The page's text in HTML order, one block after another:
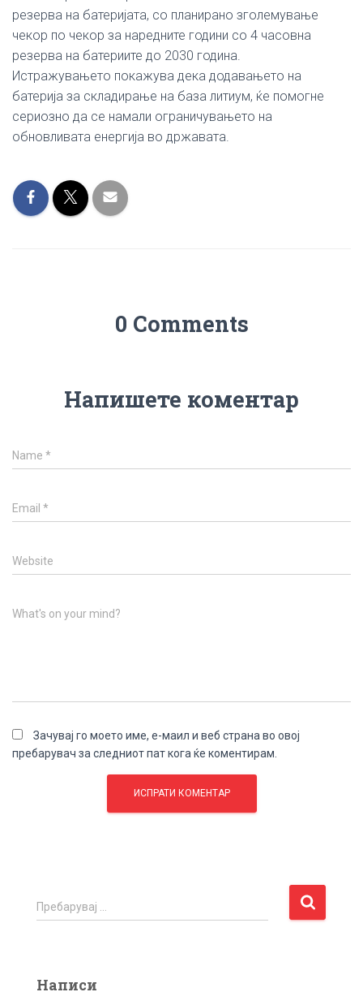
резерва на батеријата, со планирано зголемување
чекор по чекор за наредните години со 4 часовна
резерва на батериите до 2030 година.
Истражувањето покажува дека додавањето на
батерија за складирање на база литиум, ќе помогне
сериозно да се намали ограничувањето на
обновливата енергија во државата.
0 Comments
Напишете коментар
Name *
Email *
Website
What's on your mind?
Зачувај го моето име, е-маил и веб страна во овој
пребарувач за следниот пат кога ќе коментирам.
П
р
Пребарувај …
Написи